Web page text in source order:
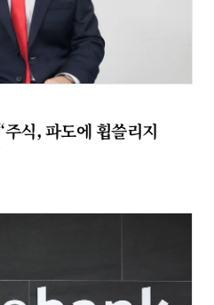
식, 파도에 휩쓸리지